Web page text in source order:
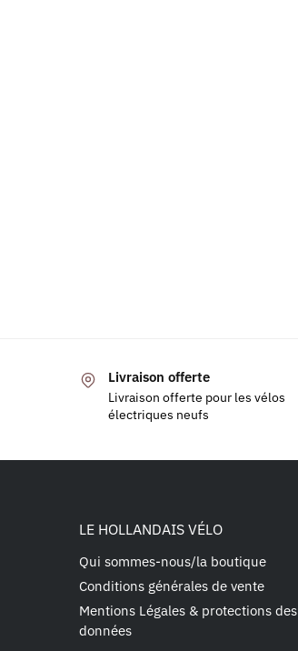
Livraison offerte
Livraison offerte pour les vélos
électriques neufs
LE HOLLANDAIS VÉLO
Qui sommes-nous/la boutique
Conditions générales de vente
Mentions Légales & protections des
données